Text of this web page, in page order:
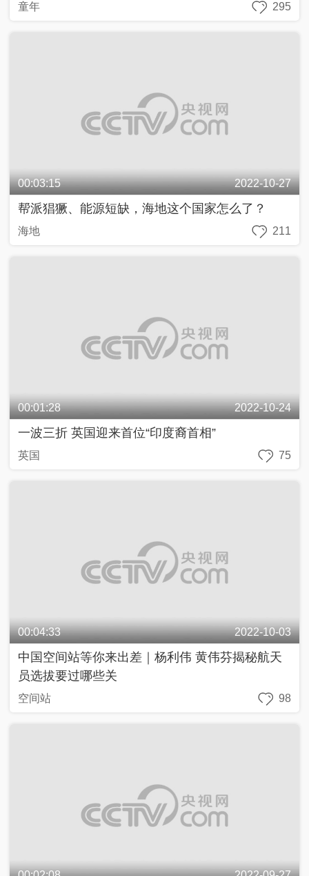
童年 295
00:03:15 2022-10-27
帮派猖獗、能源短缺，海地这个国家怎么了？
海地 211
00:01:28 2022-10-24
一波三折 英国迎来首位“印度裔首相”
英国 75
00:04:33 2022-10-03
中国空间站等你来出差｜杨利伟 黄伟芬揭秘航天
员选拔要过哪些关
空间站 98